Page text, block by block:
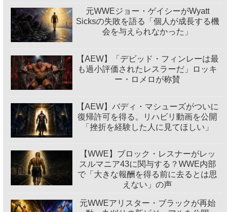
元WWEジョー・ゲイシーがWyatt
Sicksの失敗を語る「個人が成長する機
会を与えられなかった」
【AEW】「デビッド・フィンレーは最
も過小評価されたレスラーだ」ロッキ
ー・ロメロが称賛
【AEW】バディ・マシューズがついに
復帰許可を得る。リハビリ動画を公開
「挫折を経験した人に見てほしい」
【WWE】ブロック・レスナーがレッ
スルマニア43に関与する？WWE内部
で「大きな報酬を得る前に去るとは思
えない」の声
元WWEアリスター・ブラックが再始